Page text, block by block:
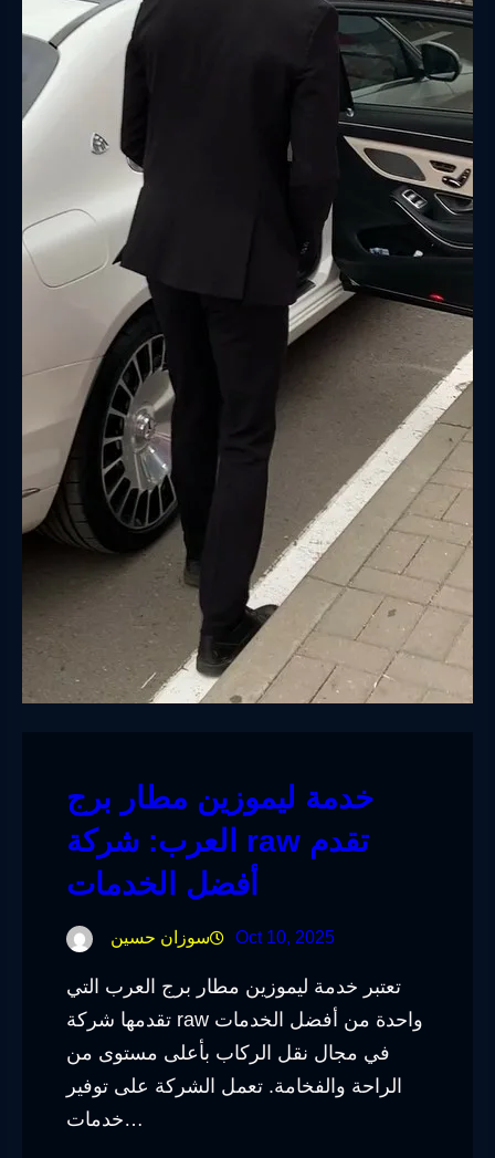
خدمة ليموزين مطار برج
العرب: شركة raw تقدم
أفضل الخدمات
سوزان حسين Oct 10, 2025
تعتبر خدمة ليموزين مطار برج العرب التي
تقدمها شركة raw واحدة من أفضل الخدمات
في مجال نقل الركاب بأعلى مستوى من
الراحة والفخامة. تعمل الشركة على توفير
خدمات…